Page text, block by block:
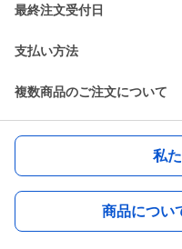
最終注文受付日
支払い方法
複数商品のご注文について
私
商品につい